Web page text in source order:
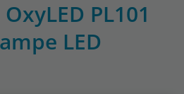
PL101
LED